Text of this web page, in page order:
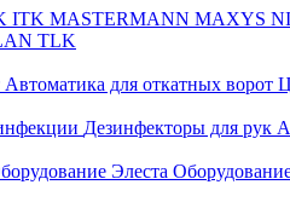
ITK MASTERMANN MAXYS
TLK
Автоматика для откатных ворот
Дезинфекторы для рук
Элеста